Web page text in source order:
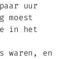
uur
moest
in het
waren, en